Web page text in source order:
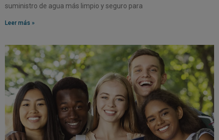
suministro de agua más limpio y seguro para
Leer más »